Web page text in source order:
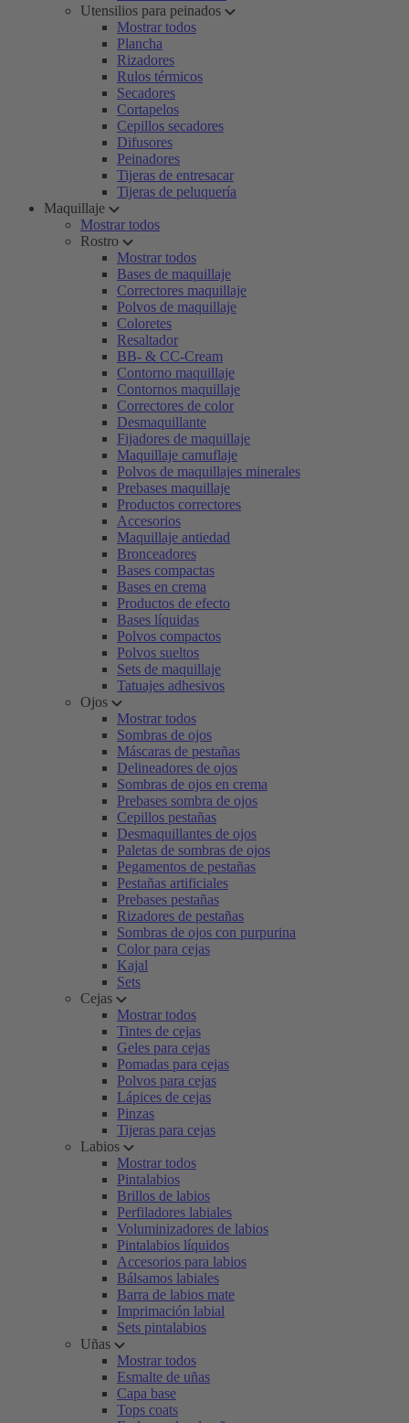
Utensilios para peinados
Mostrar todos
Plancha
Rizadores
Rulos térmicos
Secadores
Cortapelos
Cepillos secadores
Difusores
Peinadores
Tijeras de entresacar
Tijeras de peluquería
Maquillaje
Mostrar todos
Rostro
Mostrar todos
Bases de maquillaje
Correctores maquillaje
Polvos de maquillaje
Coloretes
Resaltador
BB- & CC-Cream
Contorno maquillaje
Contornos maquillaje
Correctores de color
Desmaquillante
Fijadores de maquillaje
Maquillaje camuflaje
Polvos de maquillajes minerales
Prebases maquillaje
Productos correctores
Accesorios
Maquillaje antiedad
Bronceadores
Bases compactas
Bases en crema
Productos de efecto
Bases líquidas
Polvos compactos
Polvos sueltos
Sets de maquillaje
Tatuajes adhesivos
Ojos
Mostrar todos
Sombras de ojos
Máscaras de pestañas
Delineadores de ojos
Sombras de ojos en crema
Prebases sombra de ojos
Cepillos pestañas
Desmaquillantes de ojos
Paletas de sombras de ojos
Pegamentos de pestañas
Pestañas artificiales
Prebases pestañas
Rizadores de pestañas
Sombras de ojos con purpurina
Color para cejas
Kajal
Sets
Cejas
Mostrar todos
Tintes de cejas
Geles para cejas
Pomadas para cejas
Polvos para cejas
Lápices de cejas
Pinzas
Tijeras para cejas
Labios
Mostrar todos
Pintalabios
Brillos de labios
Perfiladores labiales
Voluminizadores de labios
Pintalabios líquidos
Accesorios para labios
Bálsamos labiales
Barra de labios mate
Imprimación labial
Sets pintalabios
Uñas
Mostrar todos
Esmalte de uñas
Capa base
Tops coats